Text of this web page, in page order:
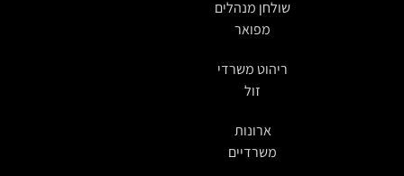
שולחן מנהלים
מפואר
ריהוט משרדי
זול
ארונות
משרדיים